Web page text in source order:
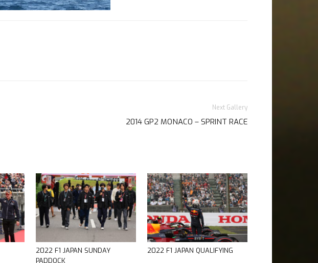
Next Gallery
2014 GP2 MONACO – SPRINT RACE
2022 F1 JAPAN SUNDAY
PADDOCK
2022 F1 JAPAN QUALIFYING